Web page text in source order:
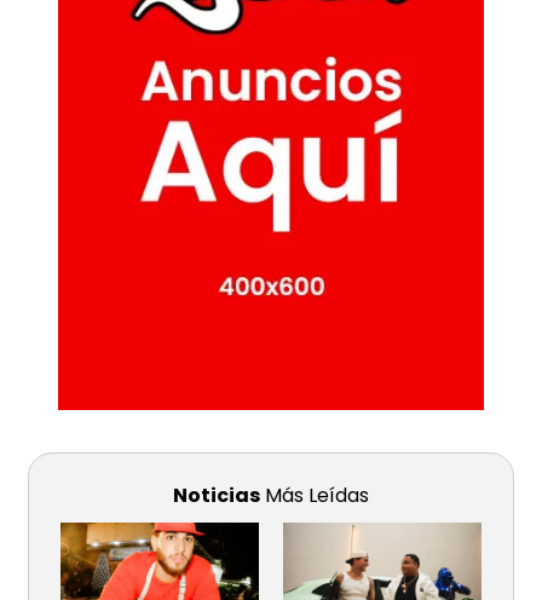
Noticias Más Leídas